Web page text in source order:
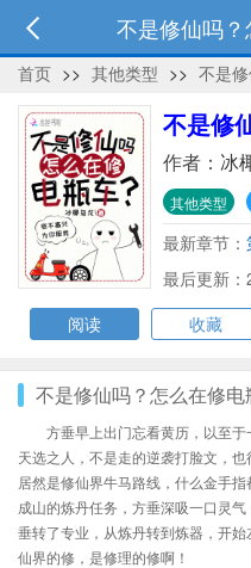
不是修仙吗？
首页 >> 其他类型 >> 不是
不是修
作者： 冰
其他类型
最新章节：
最后更新
阅读
收藏
不是修仙吗？怎么在修
方垂早上出门忘看黄历，以至
天选之人，不是走的逆袭打脸文，
居然是修仙界牛马路线，什么金手
成山的炼丹任务，方垂深吸一口灵
垂转了专业，从炼丹转到炼器，开
仙界的修，是修理的修啊！